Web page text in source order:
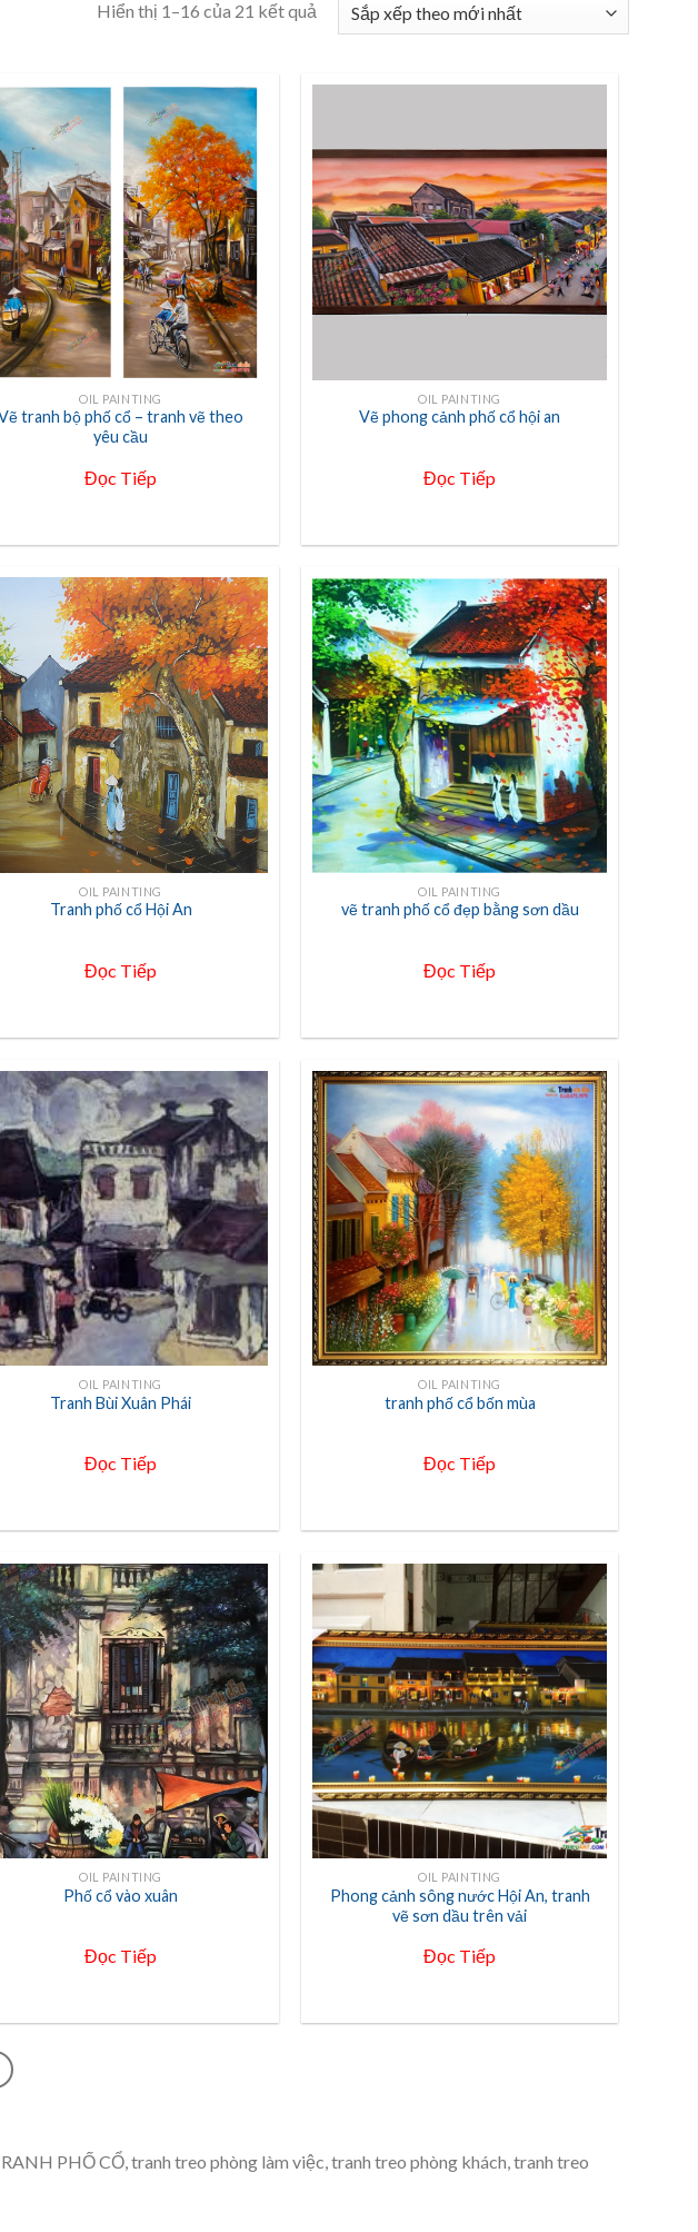
Hiển thị 1–16 của 21 kết quả
+
OIL PAINTING
tranh bộ phố cổ – tranh vẽ theo
yêu cầu
Đọc Tiếp
OIL PAINTING
Vẽ phong cảnh phố cổ hội an
Đọc Tiếp
+
OIL PAINTING
Tranh phố cổ Hội An
Đọc Tiếp
OIL PAINTING
vẽ tranh phố cổ đẹp bằng sơn dầu
Đọc Tiếp
+
OIL PAINTING
Tranh Bùi Xuân Phái
Đọc Tiếp
+
OIL PAINTING
tranh phố cổ bốn mùa
Đọc Tiếp
+
OIL PAINTING
Phố cổ vào xuân
Đọc Tiếp
OIL PAINTING
Phong cảnh sông nước Hội An, tranh
vẽ sơn dầu trên vải
Đọc Tiếp
PHỐ CỔ, tranh treo phòng làm việc, tranh treo phòng khách, tranh treo